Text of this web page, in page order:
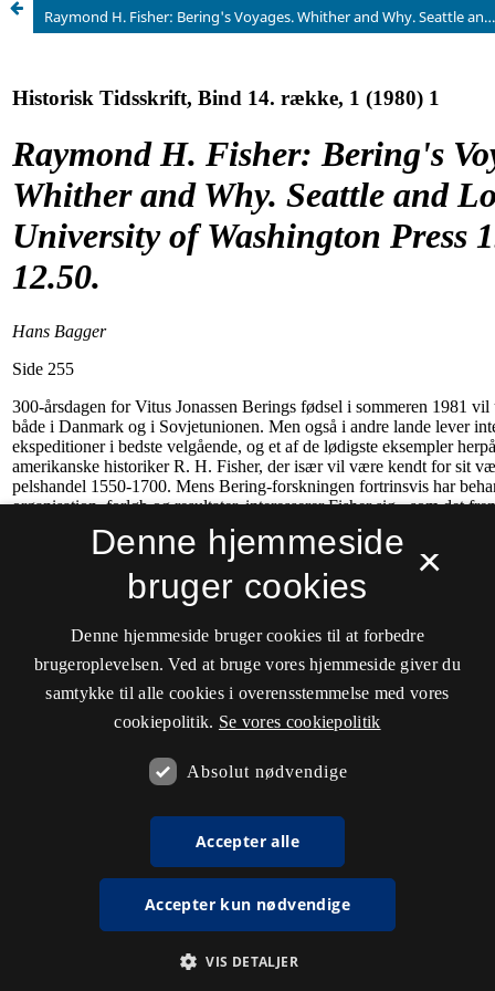
Raymond H. Fisher: Bering's Voyages. Whither and Why. Seattle and London, University of Washington Press 1977. 217 s. $ 12.50.
×
Denne hjemmeside
bruger cookies
Denne hjemmeside bruger cookies til at forbedre
brugeroplevelsen. Ved at bruge vores hjemmeside giver du
samtykke til alle cookies i overensstemmelse med vores
cookiepolitik. Se vores cookiepolitik
Absolut nødvendige
Accepter alle
Accepter kun nødvendige
VIS DETALJER